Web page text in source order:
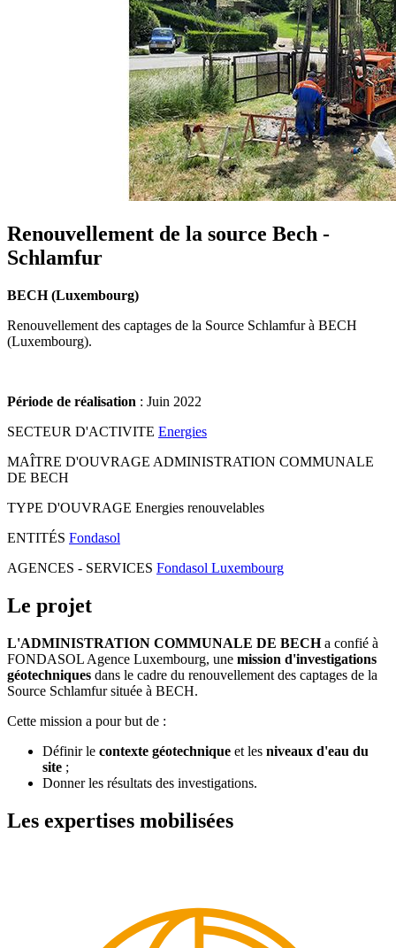
Renouvellement de la source Bech -
Schlamfur
BECH (Luxembourg)
Renouvellement des captages de la Source Schlamfur à BECH
(Luxembourg).
Période de réalisation : Juin 2022
SECTEUR D'ACTIVITE Energies
MAÎTRE D'OUVRAGE ADMINISTRATION COMMUNALE
DE BECH
TYPE D'OUVRAGE Energies renouvelables
ENTITÉS Fondasol
AGENCES - SERVICES Fondasol Luxembourg
Le projet
L'ADMINISTRATION COMMUNALE DE BECHa confié à
FONDASOL Agence Luxembourg, une mission d'investigations
géotechniques dans le cadre du renouvellement des captages de la
Source Schlamfur située à BECH.
Cette mission a pour but de :
Définir le contexte géotechnique et les niveaux d'eau du
site ;
Donner les résultats des investigations.
Les expertises mobilisées